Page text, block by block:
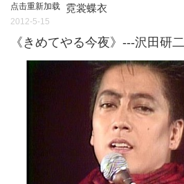
点击重新加载 霓裳蝶衣
2012-5-15
《きめてやる今夜》---沢田研二